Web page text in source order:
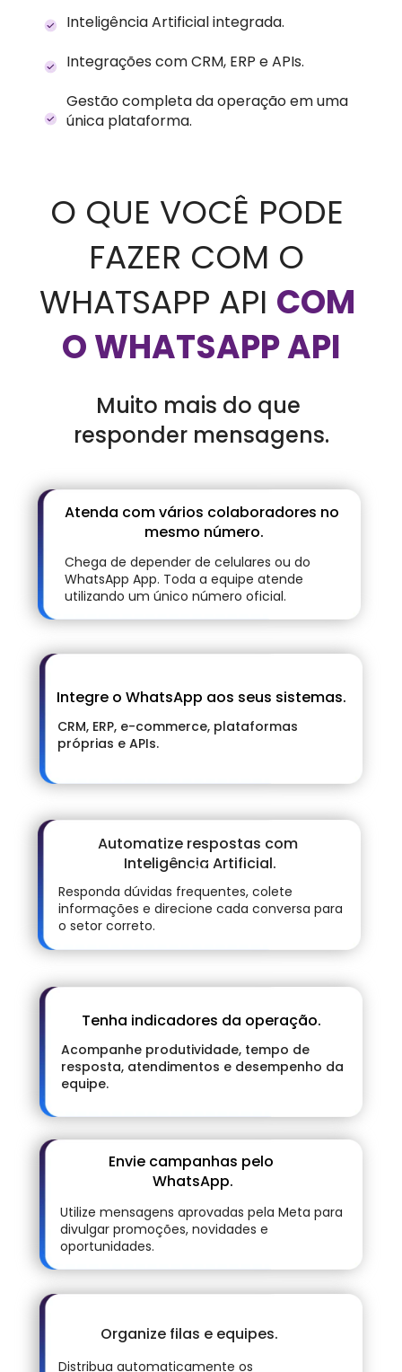
Inteligência Artificial integrada.
Integrações com CRM, ERP e APIs.
Gestão completa da operação em uma
única plataforma.
Atenda com vários colaboradores no
mesmo número.
O QUE VOCÊ PODE
FAZER COM O
WHATSAPP API COM
O WHATSAPP API
Chega de depender de celulares ou do
WhatsApp App. Toda a equipe atende
utilizando um único número oficial.
Envie campanhas pelo
WhatsApp.
Utilize mensagens aprovadas pela Meta para
divulgar promoções, novidades e
oportunidades.
Automatize respostas com
Inteligência Artificial.
Responda dúvidas frequentes, colete
informações e direcione cada conversa para
o setor correto.
Organize filas e equipes.
Distribua automaticamente os
Integre o WhatsApp aos seus sistemas.
CRM, ERP, e-commerce, plataformas
próprias e APIs.
Tenha indicadores da operação.
Acompanhe produtividade, tempo de
resposta, atendimentos e desempenho da
equipe.
Muito mais do que
responder mensagens.